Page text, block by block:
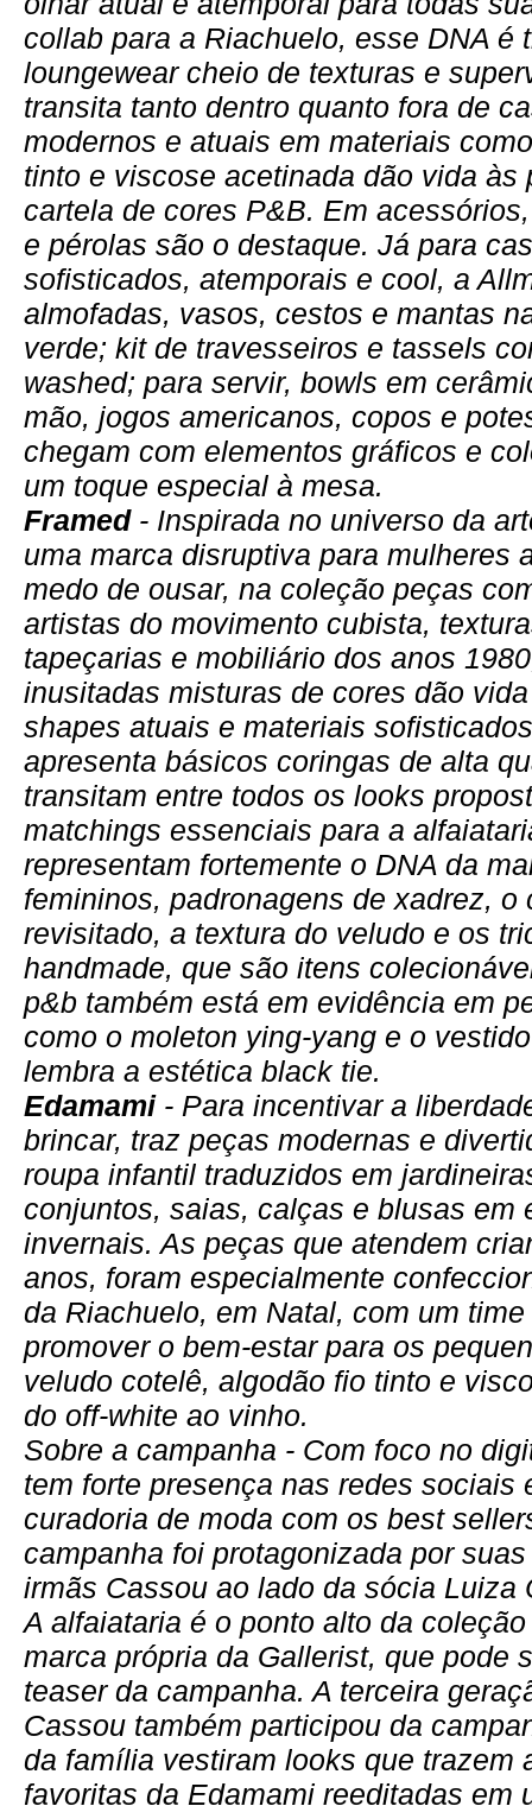
collab para a Riachuelo, esse DNA é
loungewear cheio de texturas e
transita tanto dentro quanto fora de
modernos e atuais em materiais
tinto e viscose acetinada dão vida às
cartela de cores P&B. Em
e pérolas são o destaque. Já para
sofisticados, atemporais e cool, a
almofadas, vasos, cestos e mantas
verde; kit de travesseiros e tassels
washed; para servir, bowls em
mão, jogos americanos, copos e
chegam com elementos gráficos e
um toque especial à mesa.
Framed- Inspirada no universo da
uma marca disruptiva para mulheres
medo de ousar, na coleção peças
artistas do movimento cubista,
tapeçarias e mobiliário dos anos
inusitadas misturas de cores dão
shapes atuais e materiais
apresenta básicos coringas de alta
transitam entre todos os looks
matchings essenciais para a
representam fortemente o DNA da
femininos, padronagens de xadrez, o
revisitado, a textura do veludo e os
handmade, que são itens
p&b também está em evidência em
como o moleton ying-yang e o
lembra a estética black tie.
Edamami- Para incentivar a
brincar, traz peças modernas e
roupa infantil traduzidos em
conjuntos, saias, calças e blusas em
invernais. As peças que atendem
anos, foram especialmente
da Riachuelo, em Natal, com um
promover o bem-estar para os
veludo cotelê, algodão fio tinto e
do off-white ao vinho.
Sobre a campanha - Com foco no
tem forte presença nas redes sociais
curadoria de moda com os best
campanha foi protagonizada por
irmãs Cassou ao lado da sócia Luiza
A alfaiataria é o ponto alto da
marca própria da Gallerist, que pode
teaser da campanha. A terceira
Cassou também participou da
da família vestiram looks que trazem
favoritas da Edamami reeditadas em